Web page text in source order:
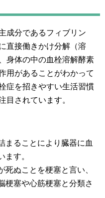
成分であるフィブリン
直接働きかけ分解（溶
身体の中の血栓溶解酵素
用があることがわかって
症を招きやすい生活習慣
目されています。
まることにより臓器に血
ます。
死ぬことを梗塞と言い、
梗塞や心筋梗塞と分類さ